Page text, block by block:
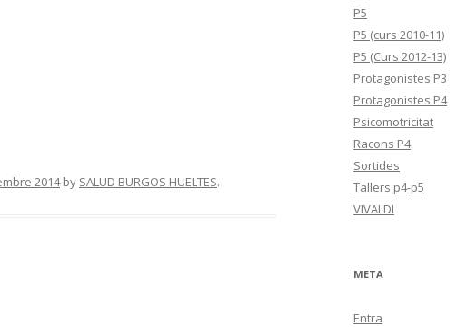
2014by SALUD BURGOS HUELTES.
P5
P5 (curs 2010-11)
P5 (Curs 2012-13)
Protagonistes P3
Protagonistes P4
Psicomotricitat
Racons P4
Sortides
Tallers p4-p5
VIVALDI
META
Entra